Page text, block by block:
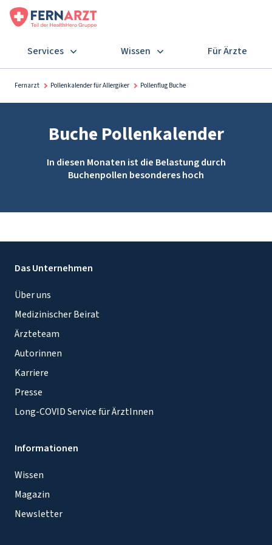
Services Wissen Für Ärzte
Fernarzt Pollenkalender für Allergiker Pollenflug Buche
Buche Pollenkalender
In diesen Monaten ist die Belastung durch
Buchenpollen besonderes hoch
Das Unternehmen
Über uns
Medizinischer Beirat
Ärzteteam
Autorinnen
Karriere
Presse
Long-COVID Service für ÄrztInnen
Informationen
Wissen
Magazin
Newsletter